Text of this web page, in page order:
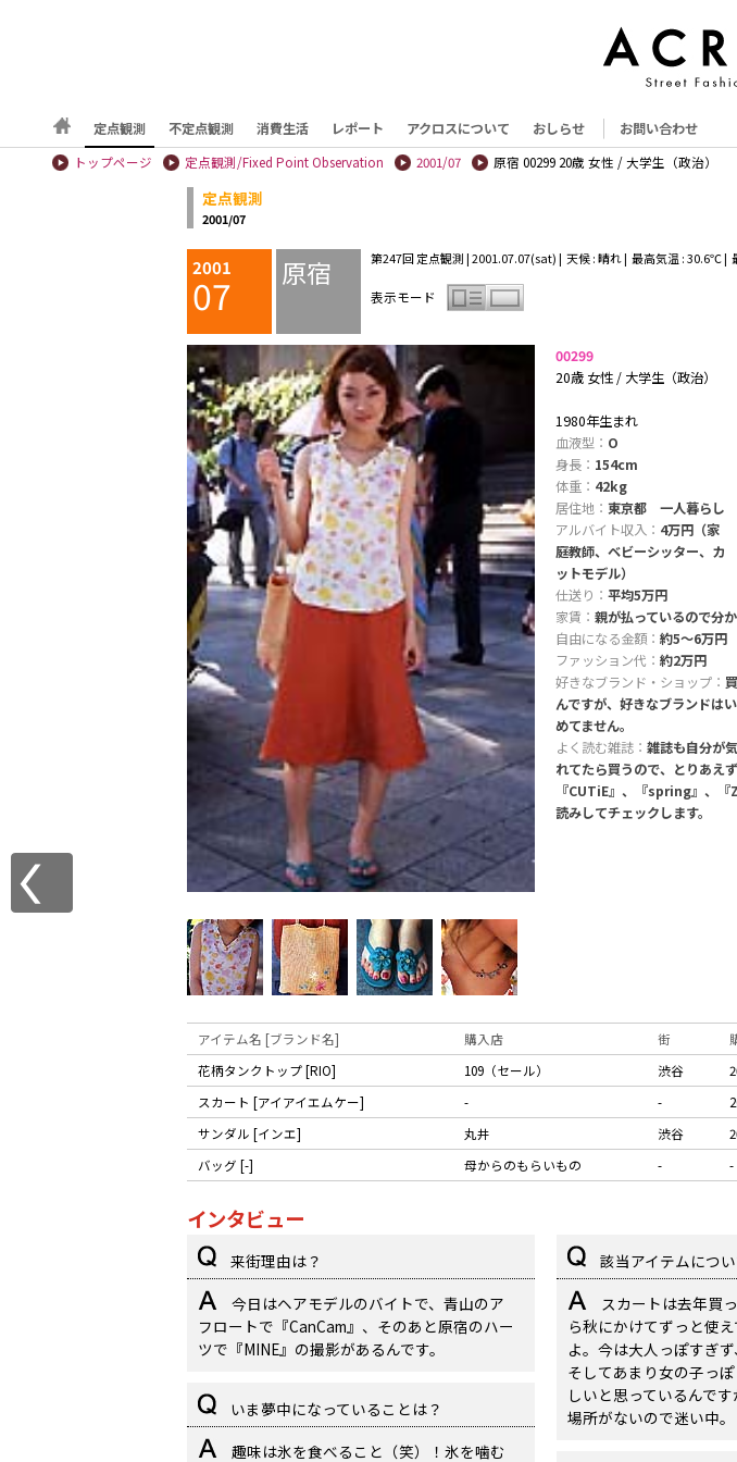
定点観測 不定点観測 消費生活 レポート アクロスについて おしらせ お問い合わせ
トップページ 定点観測/Fixed Point Observation 2001/07 原宿 00299 20歳 女性 / 大学生（政治）
定点観測
2001/07
2001
07 原宿 第247回 定点観測 | 2001.07.07(sat) | 天候 : 晴れ | 最高気温 : 30.6℃ |
表示モード
00299
20歳 女性 / 大学生（政治）
1980年生まれ
血液型： O
身長： 154cm
体重： 42kg
居住地： 東京都 一人暮らし
アルバイト収入： 4万円（家
庭教師、ベビーシッター、カ
ットモデル）
仕送り： 平均5万円
家賃： 親が払っているので分
自由になる金額： 約5〜6万円
ファッション代： 約2万円
好きなブランド・ショップ：
んですが、好きなブランドは
めてません。
よく読む雑誌： 雑誌も自分が
れてたら買うので、とりあえ
『CUTiE』、『spring』、
読みしてチェックします。
アイテム名 [ブランド名] 購入店 街
花柄タンクトップ [RIO]
109（セール） 渋谷
スカート [アイアイエムケー]
- -
サンダル [インエ]
丸井 渋谷
バッグ [-]
母からのもらいもの - -
インタビュー
来街理由は？
今日はヘアモデルのバイトで、青山のア
フロートで『CanCam』、そのあと原宿のハー
ツで『MINE』の撮影があるんです。
いま夢中になっていることは？
趣味は氷を食べること（笑）！氷を噛む
該当アイテムにつ
スカートは去年買
ら秋にかけてずっと使
よ。今は大人っぽすぎず
そしてあまり女の子っ
しいと思っているんで
場所がないので迷い中。